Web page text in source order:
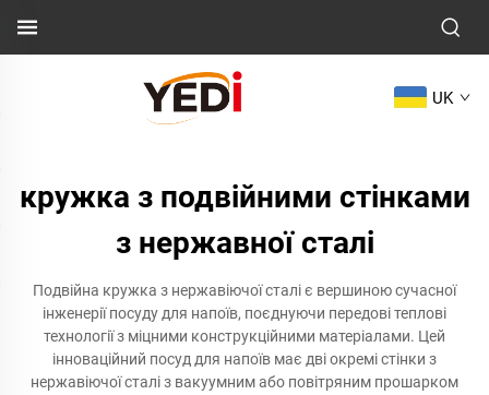
UK
кружка з подвійними стінками
з нержавної сталі
Подвійна кружка з нержавіючої сталі є вершиною сучасної
інженерії посуду для напоїв, поєднуючи передові теплові
технології з міцними конструкційними матеріалами. Цей
інноваційний посуд для напоїв має дві окремі стінки з
нержавіючої сталі з вакуумним або повітряним прошарком